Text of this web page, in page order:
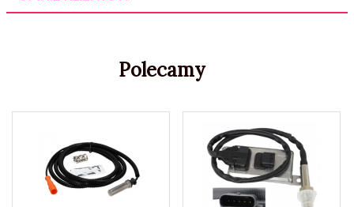
Polecamy